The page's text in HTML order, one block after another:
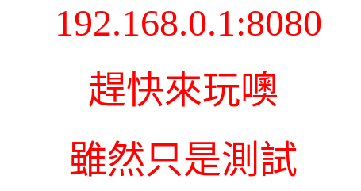
192.168.0.1:8080
趕快來玩噢
雖然只是測試